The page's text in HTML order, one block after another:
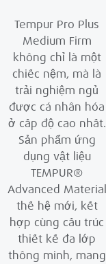
Tempur Pro Plus
Medium Firm
không chỉ là một
chiếc nệm, mà là
trải nghiệm ngủ
được cá nhân hóa
ở cấp độ cao nhất.
Sản phẩm ứng
dụng vật liệu
TEMPUR®
Advanced Material
thế hệ mới, kết
hợp cùng cấu trúc
thiết kế đa lớp
thông minh, mang